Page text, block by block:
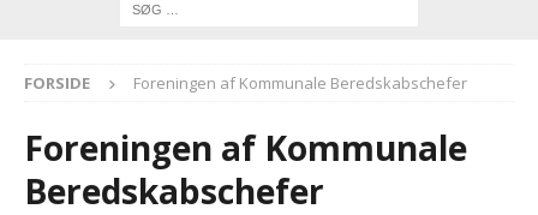
FORSIDE Foreningen af Kommunale Beredskabschefer
Foreningen af Kommunale
Beredskabschefer